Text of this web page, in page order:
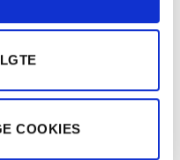
COOKIES
bilsalg
med over 100